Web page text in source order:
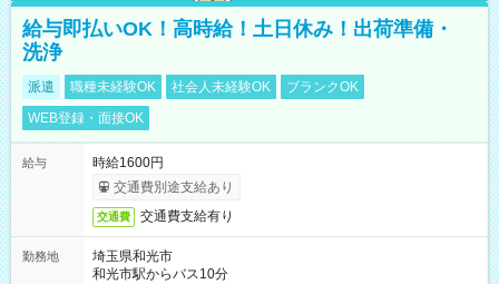
給与即払いOK！高時給！土日休み！出荷準備・
洗浄
派遣 職種未経験OK 社会人未経験OK
ブランクOK
WEB登録・面接OK
給与
時給1600円
交通費別途支給あり
交通費 交通費支給有り
勤務地
埼玉県和光市
和光市駅からバス10分